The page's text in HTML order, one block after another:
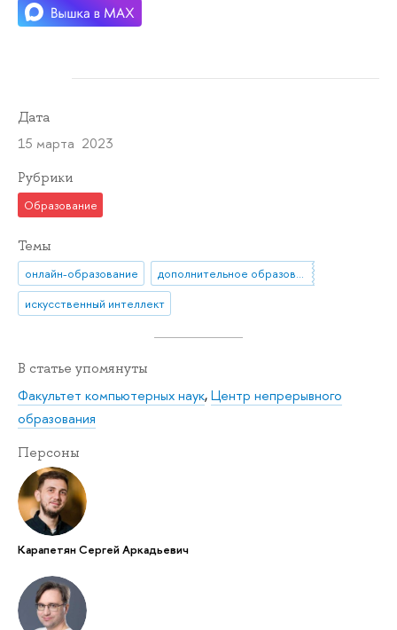
Дата
15 марта 2023
Рубрики
Образование
Темы
онлайн-образование
дополнительное образование
искусственный интеллект
В статье упомянуты
Факультет компьютерных наук,Центр непрерывного
образования
Персоны
Карапетян Сергей Аркадьевич